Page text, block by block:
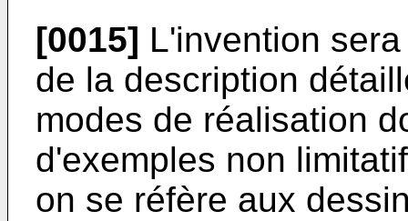
[0015] L'invention
de la description
modes de réalisation
d'exemples non
on se réfère aux